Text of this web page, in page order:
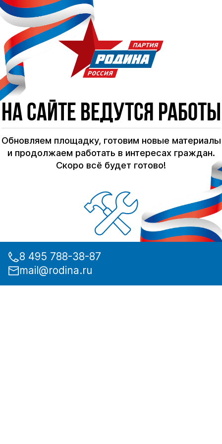
На сайте ведутся работы
Обновляем площадку, готовим новые материалы
и продолжаем работать в интересах граждан.
Скоро всё будет готово!
8 495 788-38-87
mail@rodina.ru